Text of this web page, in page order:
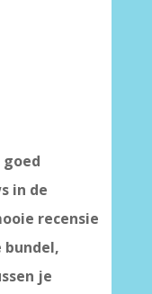
goed
in de
recensie
bundel,
je